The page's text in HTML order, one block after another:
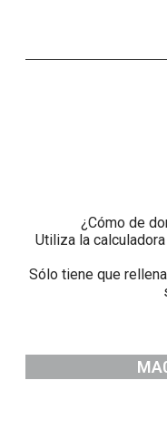
¿Cómo de
Utiliza la
Sólo tiene que